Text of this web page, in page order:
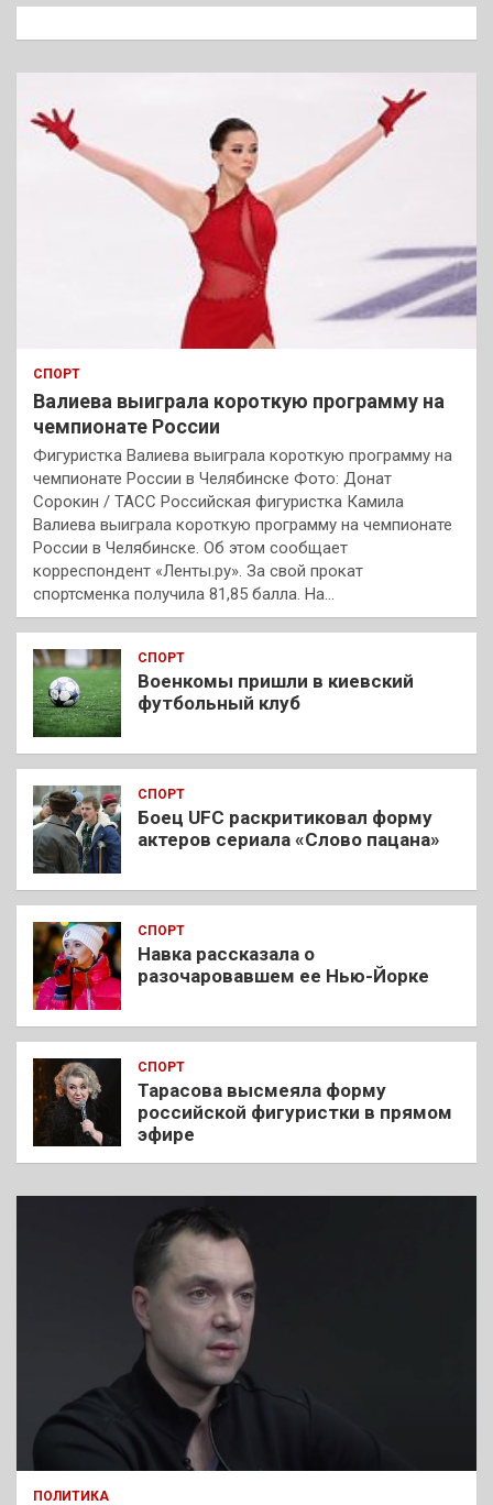
к
СПОРТ
Валиева выиграла короткую программу на
чемпионате России
Фигуристка Валиева выиграла короткую программу на
чемпионате России в Челябинске Фото: Донат
Сорокин / ТАСС Российская фигуристка Камила
Валиева выиграла короткую программу на чемпионате
России в Челябинске. Об этом сообщает
корреспондент «Ленты.ру». За свой прокат
спортсменка получила 81,85 балла. На…
СПОРТ
Военкомы пришли в киевский
футбольный клуб
СПОРТ
Боец UFC раскритиковал форму
актеров сериала «Слово пацана»
СПОРТ
Навка рассказала о
разочаровавшем ее Нью-Йорке
СПОРТ
Тарасова высмеяла форму
российской фигуристки в прямом
эфире
ПОЛИТИКА